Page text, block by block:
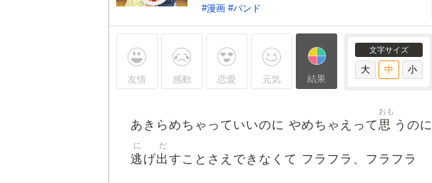
#漫画 #バンド
友情 感動 恋愛 元気 結果
文字サイズ
あきらめちゃっていいのに やめちゃえって思
おも
うのに
逃
に
げ出
だ
すことさえできなくて フラフラ、フラフラ